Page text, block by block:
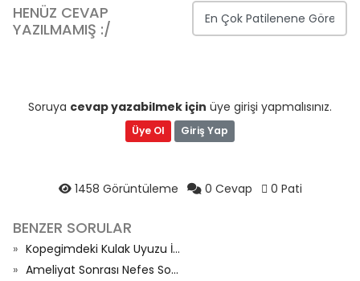
HENÜZ CEVAP
YAZILMAMIŞ :/
Soruya cevap yazabilmek için üye girişi yapmalısınız.
Üye Ol Giriş Yap
1458 Görüntüleme 0 Cevap 0 Pati
BENZER SORULAR
Kopegimdeki Kulak Uyuzu İ...
Ameliyat Sonrası Nefes So...